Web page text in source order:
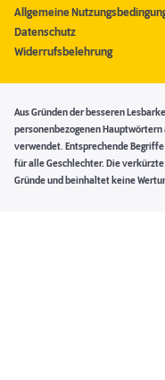
Allgemeine
Datenschutz
Widerrufsbelehrung
Aus Gründen der besseren
personenbezogenen Hauptwörtern
verwendet. Entsprechende
für alle Geschlechter. Die
Gründe und beinhaltet keine